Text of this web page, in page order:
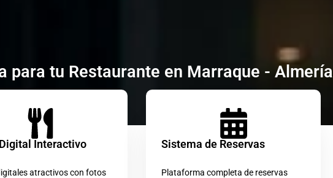
para tu Restaurante en Marraque - Almería
Interactivo
atractivos con fotos
Sistema de Reservas
Plataforma completa de reservas